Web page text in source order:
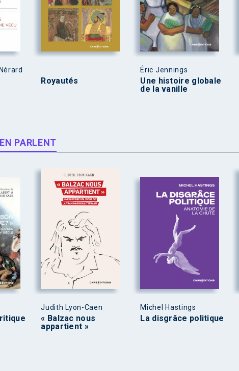
Royautés
Éric Jennings
Une histoire globale
de la vanille
PARLENT
Judith Lyon-Caen
« Balzac nous
appartient »
Michel Hastings
La disgrâce politique